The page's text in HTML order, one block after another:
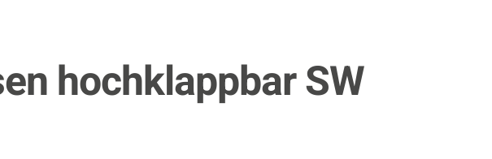
hochklappbarSW